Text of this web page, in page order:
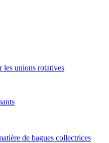
les unions rotatives
de bagues collectrices